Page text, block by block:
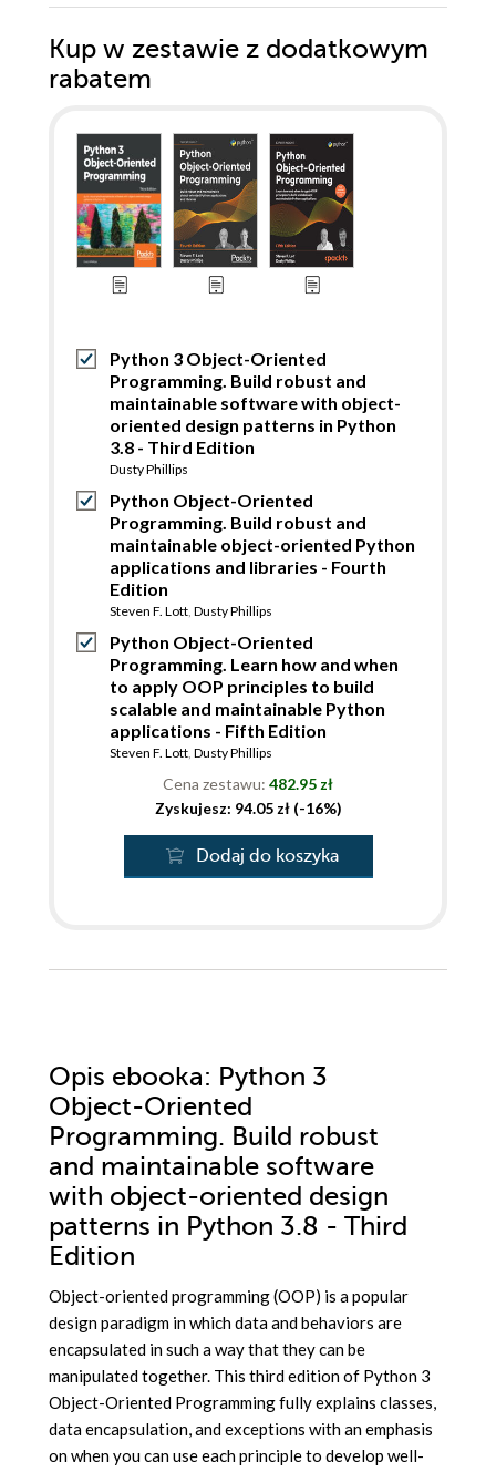
Kup w zestawie z dodatkowym
rabatem
Python 3 Object-Oriented
Programming. Build robust and
maintainable software with object-
oriented design patterns in Python
3.8 - Third Edition
Dusty Phillips
Python Object-Oriented
Programming. Build robust and
maintainable object-oriented Python
applications and libraries - Fourth
Edition
Steven F. Lott, Dusty Phillips
Python Object-Oriented
Programming. Learn how and when
to apply OOP principles to build
scalable and maintainable Python
applications - Fifth Edition
Steven F. Lott, Dusty Phillips
Cena zestawu: 482.95 zł
Zyskujesz: 94.05 zł (-16%)
Dodaj do koszyka
Opis ebooka: Python 3
Object-Oriented
Programming. Build robust
and maintainable software
with object-oriented design
patterns in Python 3.8 - Third
Edition
Object-oriented programming (OOP) is a popular
design paradigm in which data and behaviors are
encapsulated in such a way that they can be
manipulated together. This third edition of Python 3
Object-Oriented Programming fully explains classes,
data encapsulation, and exceptions with an emphasis
on when you can use each principle to develop well-